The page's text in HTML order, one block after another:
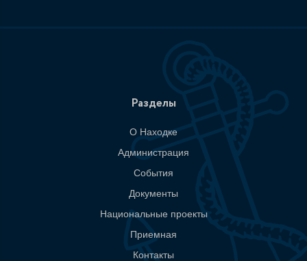
Разделы
О Находке
Администрация
События
Документы
Национальные проекты
Приемная
Контакты